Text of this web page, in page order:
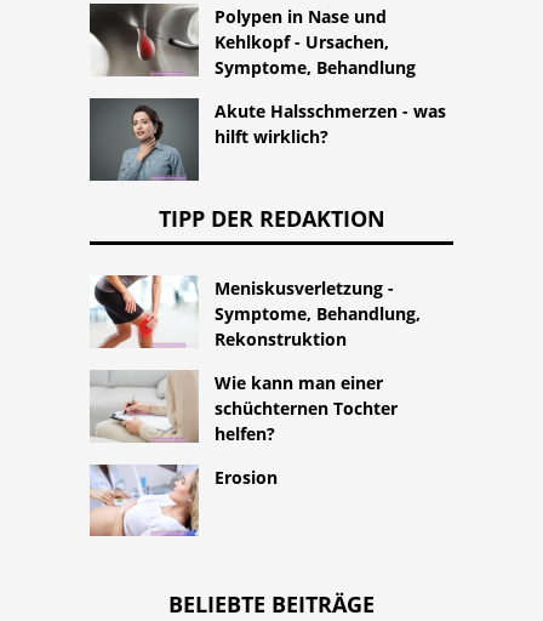
Polypen in Nase und
Kehlkopf - Ursachen,
Symptome, Behandlung
Akute Halsschmerzen - was
hilft wirklich?
TIPP DER REDAKTION
Meniskusverletzung -
Symptome, Behandlung,
Rekonstruktion
Wie kann man einer
schüchternen Tochter
helfen?
Erosion
BELIEBTE BEITRÄGE